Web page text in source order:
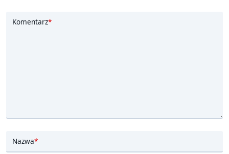
Komentarz*
Nazwa*